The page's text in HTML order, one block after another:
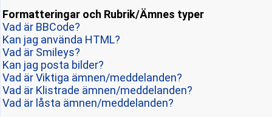
Formatteringar och Rubrik/Ämnes typer
Vad är BBCode?
Kan jag använda HTML?
Vad är Smileys?
Kan jag posta bilder?
Vad är Viktiga ämnen/meddelanden?
Vad är Klistrade ämnen/meddelanden?
Vad är låsta ämnen/meddelanden?